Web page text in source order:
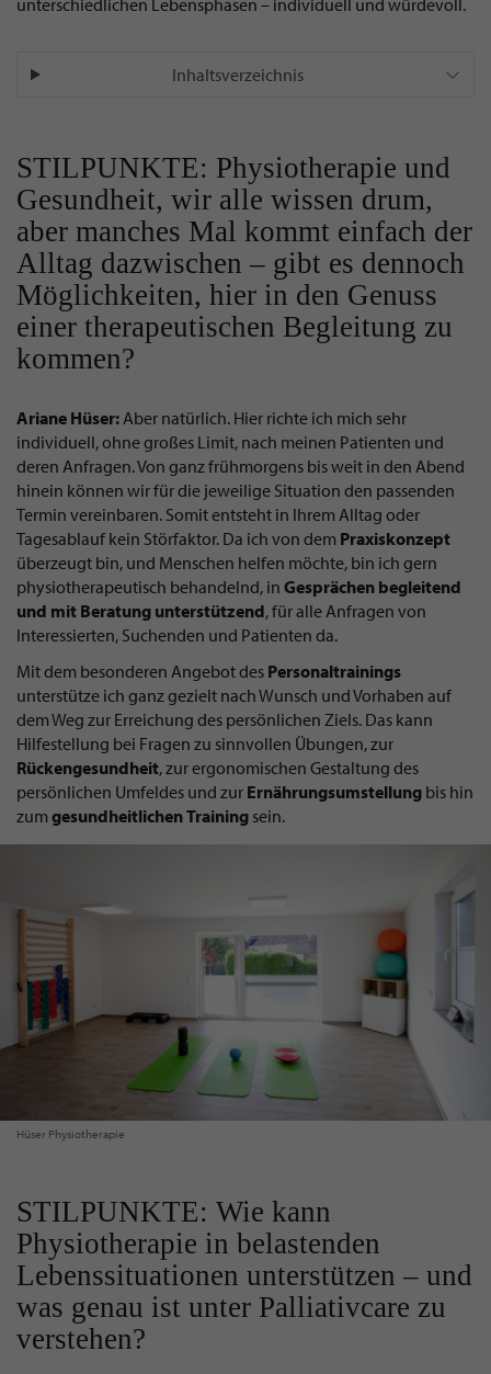
Inhaltsverzeichnis
STILPUNKTE: Physiotherapie und
Gesundheit, wir alle wissen drum,
aber manches Mal kommt einfach der
Alltag dazwischen – gibt es dennoch
Möglichkeiten, hier in den Genuss
einer therapeutischen Begleitung zu
kommen?
Ariane Hüser:Aber natürlich. Hier richte ich mich sehr
individuell, ohne großes Limit, nach meinen Patienten und
deren Anfragen. Von ganz frühmorgens bis weit in den Abend
hinein können wir für die jeweilige Situation den passenden
Termin vereinbaren. Somit entsteht in Ihrem Alltag oder
Tagesablauf kein Störfaktor. Da ich von dem Praxiskonzept
überzeugt bin, und Menschen helfen möchte, bin ich gern
physiotherapeutisch behandelnd, in Gesprächen begleitend
und mit Beratung unterstützend, für alle Anfragen von
Interessierten, Suchenden und Patienten da.
Mit dem besonderen Angebot des Personaltrainings
unterstütze ich ganz gezielt nach Wunsch und Vorhaben auf
dem Weg zur Erreichung des persönlichen Ziels. Das kann
Hilfestellung bei Fragen zu sinnvollen Übungen, zur
Rückengesundheit, zur ergonomischen Gestaltung des
persönlichen Umfeldes und zur Ernährungsumstellung bis hin
zum gesundheitlichenTraining sein.
Hüser Physiotherapie
STILPUNKTE: Wie kann
Physiotherapie in belastenden
Lebenssituationen unterstützen – und
was genau ist unter Palliativcare zu
verstehen?